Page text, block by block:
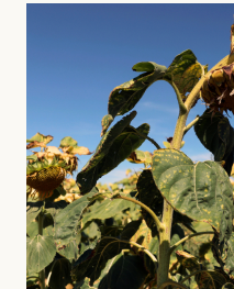
Jonas Lundström
Publicerad24 July, 2026
#23/
är
Jesper Lundby
Publicerad15 July, 2026
Uppdaterad15 July, 2026